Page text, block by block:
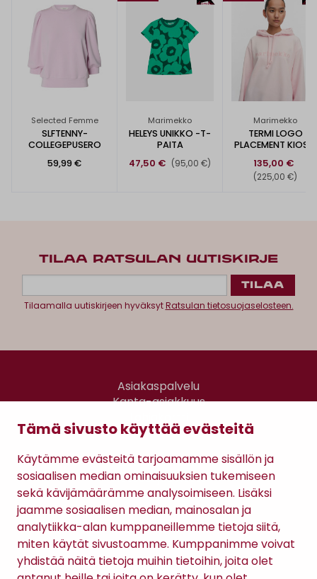
Tämä sivusto käyttää evästeitä
Käytämme evästeitä tarjoamamme sisällön ja
sosiaalisen median ominaisuuksien tukemiseen
sekä kävijämäärämme analysoimiseen. Lisäksi
jaamme sosiaalisen median, mainosalan ja
analytiikka-alan kumppaneillemme tietoja siitä,
miten käytät sivustoamme. Kumppanimme voivat
yhdistää näitä tietoja muihin tietoihin, joita olet
Selected Femme
SLFTENNY-
COLLEGEPUSERO
59,99 €
Marimekko
HELEYS UNIKKO -T-
PAITA
47,50 € (95,00 €)
Marimekko
TERMI LOGO
PLACEMENT KIOSKI
135,00 €
(225,00 €)
TILAA RATSULAN UUTISKIRJE
Tilaamalla uutiskirjeen hyväksytRatsulan tietosuojaselosteen.
Asiakaspalvelu
Kanta-asiakkuus
Gomee Ratsula Café
Sopimusehdot
Tietosuojaseloste
Maksutavat